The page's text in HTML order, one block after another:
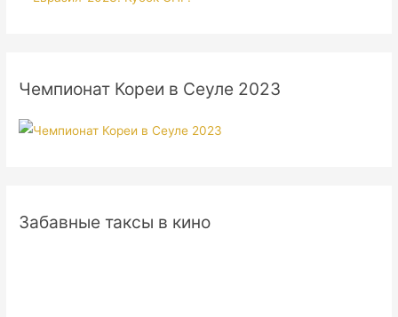
Чемпионат Кореи в Сеуле 2023
Забавные таксы в кино